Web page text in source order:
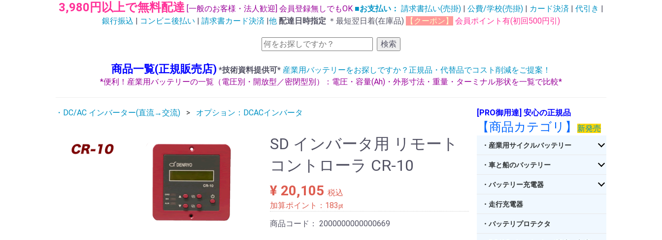
3,980円以上で無料配達 [一般のお客様・法人歓迎] 会員登録無しでもOK ■お支払い： 請求書払い(売掛) | 公費/学校(売掛) | カード決済 | 代引き |
銀行振込 | コンビニ後払い | 請求書カード決済 |他 配達日時指定 ＊最短翌日着(在庫品) 【クーポン】 会員ポイント有(初回500円引)
検索
商品一覧(正規販売店) *技術資料提供可* 産業用バッテリーをお探しですか？正規品・代替品でコスト削減をご提案！
*便利！産業用バッテリーの一覧（電圧別・開放型／密閉型別）：電圧・容量(Ah)・外形寸法・重量・ターミナル形状を一覧で比較*
・DC/AC インバーター(直流→交流) オプション：DCACインバータ
SD インバータ用 リモート
コントローラ CR-10
¥ 20,105 税込
加算ポイント： 183 pt
商品コード：2000000000000669
[PRO御用達] 安心の正規品
【商品カテゴリ】 新発売
・産業用サイクルバッテリー
・車と船のバッテリー
・バッテリー充電器
・走行充電器
・バッテリプロテクタ